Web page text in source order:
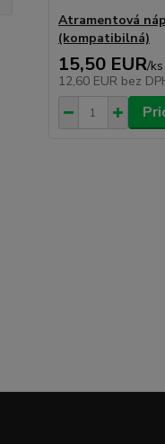
Atramentová
(kompatibilná)
15,50 EUR/ks
12,60 EUR bez